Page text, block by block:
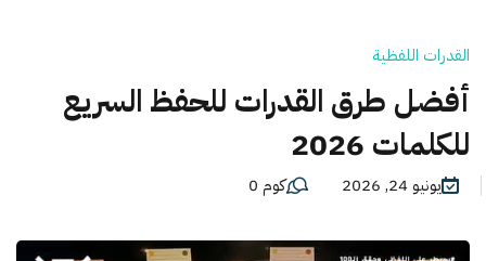
القدرات اللفظية
أفضل طرق القدرات للحفظ السريع
للكلمات 2026
يونيو 24, 2026 كوم 0